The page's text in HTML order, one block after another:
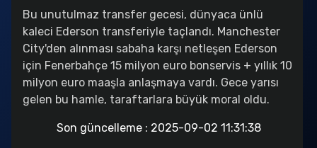
Bu unutulmaz transfer gecesi, dünyaca ünlü
kaleci Ederson transferiyle taçlandı. Manchester
City'den alınması sabaha karşı netleşen Ederson
için Fenerbahçe 15 milyon euro bonservis + yıllık 10
milyon euro maaşla anlaşmaya vardı. Gece yarısı
gelen bu hamle, taraftarlara büyük moral oldu.
Son güncelleme : 2025-09-02 11:31:38